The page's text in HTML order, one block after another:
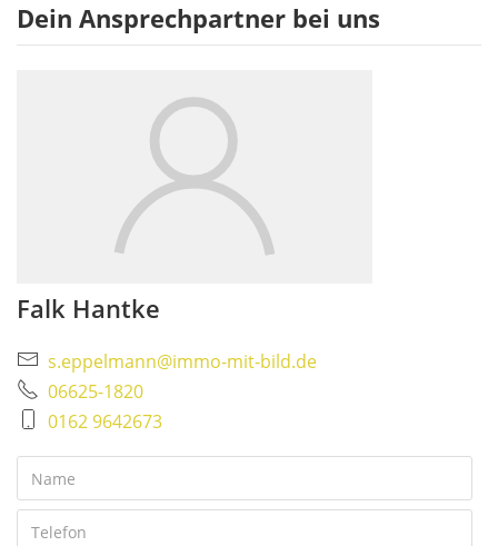
Dein Ansprechpartner bei uns
Falk Hantke
s.eppelmann@immo-mit-bild.de
06625-1820
0162 9642673